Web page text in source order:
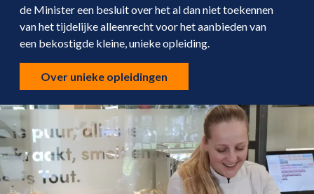
de Minister een besluit over het al dan niet toekennen
van het tijdelijke alleenrecht voor het aanbieden van
een bekostigde kleine, unieke opleiding.
Over unieke opleidingen